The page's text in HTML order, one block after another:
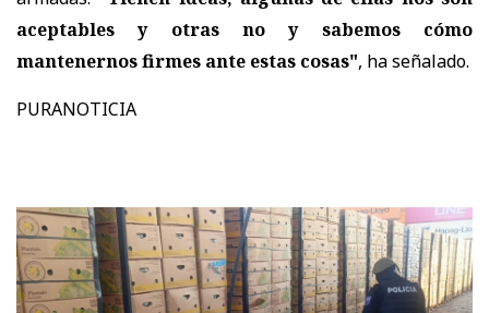
aceptables y otras no y sabemos cómo
mantenernos firmes ante estas cosas", ha señalado.
PURANOTICIA